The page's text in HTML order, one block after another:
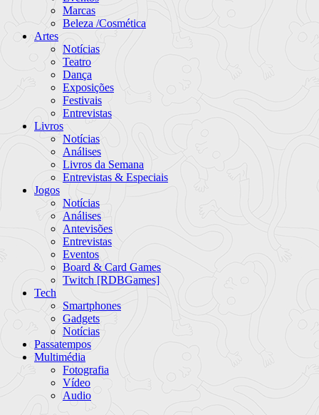
Marcas
Beleza /Cosmética
Artes
Notícias
Teatro
Dança
Exposições
Festivais
Entrevistas
Livros
Notícias
Análises
Livros da Semana
Entrevistas & Especiais
Jogos
Notícias
Análises
Antevisões
Entrevistas
Eventos
Board & Card Games
Twitch [RDBGames]
Tech
Smartphones
Gadgets
Notícias
Passatempos
Multimédia
Fotografia
Vídeo
Audio